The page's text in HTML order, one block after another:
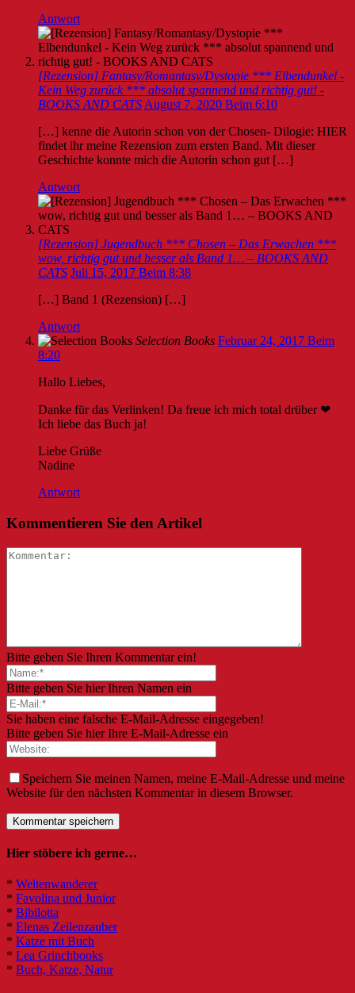
Antwort
[Rezension] Fantasy/Romantasy/Dystopie *** Elbendunkel -
Kein Weg zurück *** absolut spannend und richtig gut! -
BOOKS AND CATS August 7, 2020 Beim 6:10
[…] kenne die Autorin schon von der Chosen- Dilogie: HIER
findet ihr meine Rezension zum ersten Band. Mit dieser
Geschichte konnte mich die Autorin schon gut […]
Antwort
[Rezension] Jugendbuch *** Chosen – Das Erwachen ***
wow, richtig gut und besser als Band 1… – BOOKS AND
CATS Juli 15, 2017 Beim 8:38
[…] Band 1 (Rezension) […]
Antwort
Selection Books Februar 24, 2017 Beim
8:20
Hallo Liebes,
Danke für das Verlinken! Da freue ich mich total drüber ❤
Ich liebe das Buch ja!
Liebe Grüße
Nadine
Antwort
Kommentieren Sie den Artikel
Bitte geben Sie Ihren Kommentar ein!
Bitte geben Sie hier Ihren Namen ein
Sie haben eine falsche E-Mail-Adresse eingegeben!
Bitte geben Sie hier Ihre E-Mail-Adresse ein
Speichern Sie meinen Namen, meine E-Mail-Adresse und meine
Website für den nächsten Kommentar in diesem Browser.
Hier stöbere ich gerne…
* Weltenwanderer
* Favolina und Junior
* Bibilotta
* Elenas Zeilenzauber
* Katze mit Buch
* Lea Grinchbooks
* Buch, Katze, Natur